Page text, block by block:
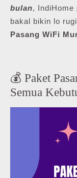
bulan, IndiHome
bakal bikin lo
Pasang WiFi
💰 Paket
Semua